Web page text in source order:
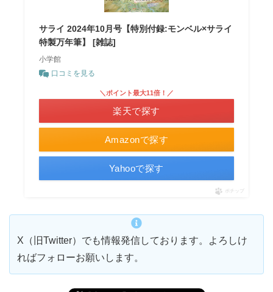
サライ 2024年10月号【特別付録:モンベル×サライ
特製万年筆】 [雑誌]
小学館
口コミを見る
Amazonで探す
＼ポイント最大11倍！／
楽天で探す
Yahooで探す
ポチップ
X（旧Twitter）でも情報発信しております。よろしけ
ればフォローお願いします。